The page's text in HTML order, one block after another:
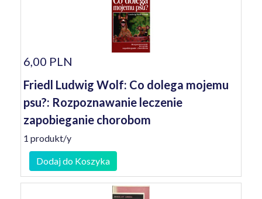
6,00 PLN
Friedl Ludwig Wolf: Co dolega mojemu
psu?: Rozpoznawanie leczenie
zapobieganie chorobom
1 produkt/y
Dodaj do Koszyka